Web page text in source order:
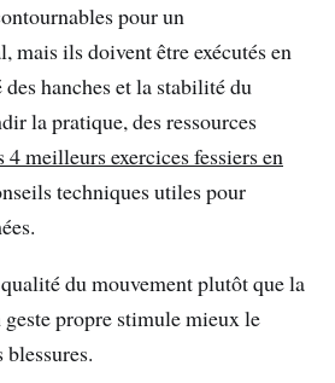
pour un
mais ils doivent être exécutés en
hanches et la stabilité du
la pratique, des ressources
4 meilleurs exercices fessiers en
techniques utiles pour
du mouvement plutôt que la
propre stimule mieux le